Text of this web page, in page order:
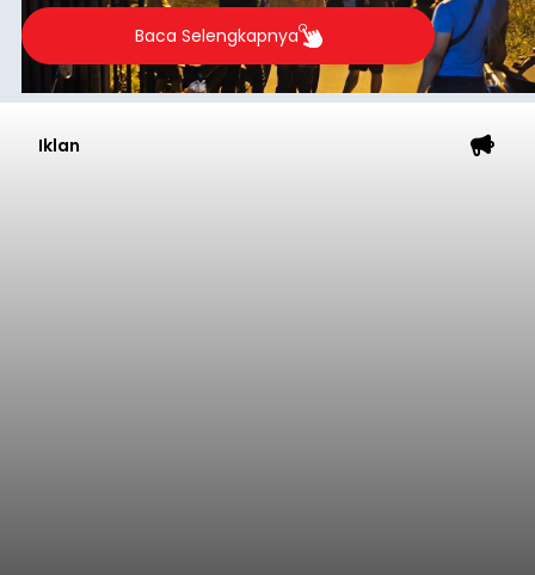
Baca Selengkapnya
Iklan